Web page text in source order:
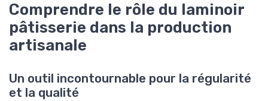
Comprendre le rôle du laminoir
pâtisserie dans la production
artisanale
Un outil incontournable pour la régularité
et la qualité